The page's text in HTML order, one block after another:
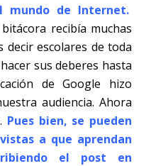
mundo de Internet.
recibía muchas
decir escolares de toda
sus deberes hasta
de Google hizo
audiencia. Ahora
Pues bien, se pueden
a que aprendan
el post en